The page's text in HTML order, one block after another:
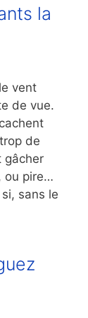
la
vent
de vue.
de
gâcher
ou pire…
sans le